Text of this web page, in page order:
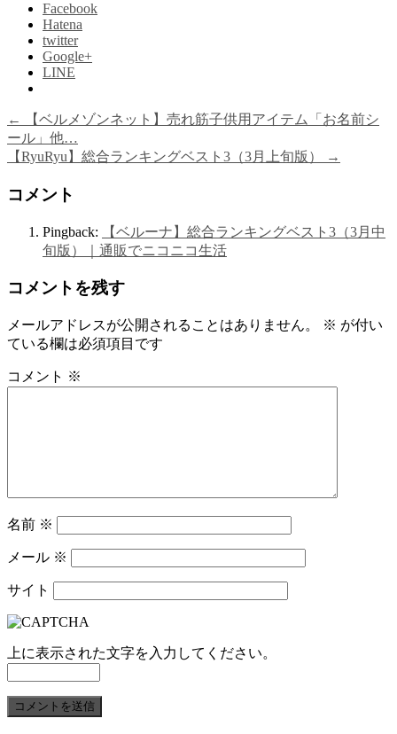
Facebook
Hatena
twitter
Google+
LINE
←
【ベルメゾンネット】売れ筋子供用アイテム「お名前シ
ール」他…
【RyuRyu】総合ランキングベスト3（3月上旬版）
→
コメント
Pingback:
【ベルーナ】総合ランキングベスト3（3月中
旬版）｜通販でニコニコ生活
コメントを残す
メールアドレスが公開されることはありません。 ※ が付い
ている欄は必須項目です
コメント ※
名前 ※
メール ※
サイト
上に表示された文字を入力してください。